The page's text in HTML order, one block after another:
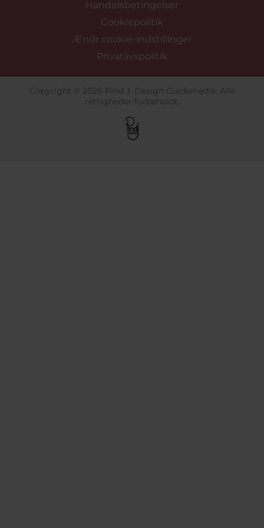
Handelsbetingelser
Cookiepolitik
Ændr cookie-indstillinger
Privatlivspolitik
Copyright © 2026 Pind J. Design Guldsmedie. Alle
rettigheder forbeholdt.